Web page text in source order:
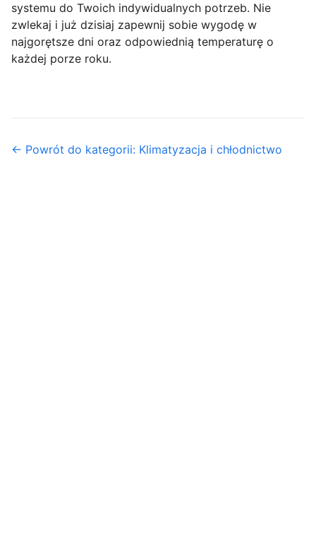
systemu do Twoich indywidualnych potrzeb. Nie
zwlekaj i już dzisiaj zapewnij sobie wygodę w
najgorętsze dni oraz odpowiednią temperaturę o
każdej porze roku.
← Powrót do kategorii: Klimatyzacja i chłodnictwo